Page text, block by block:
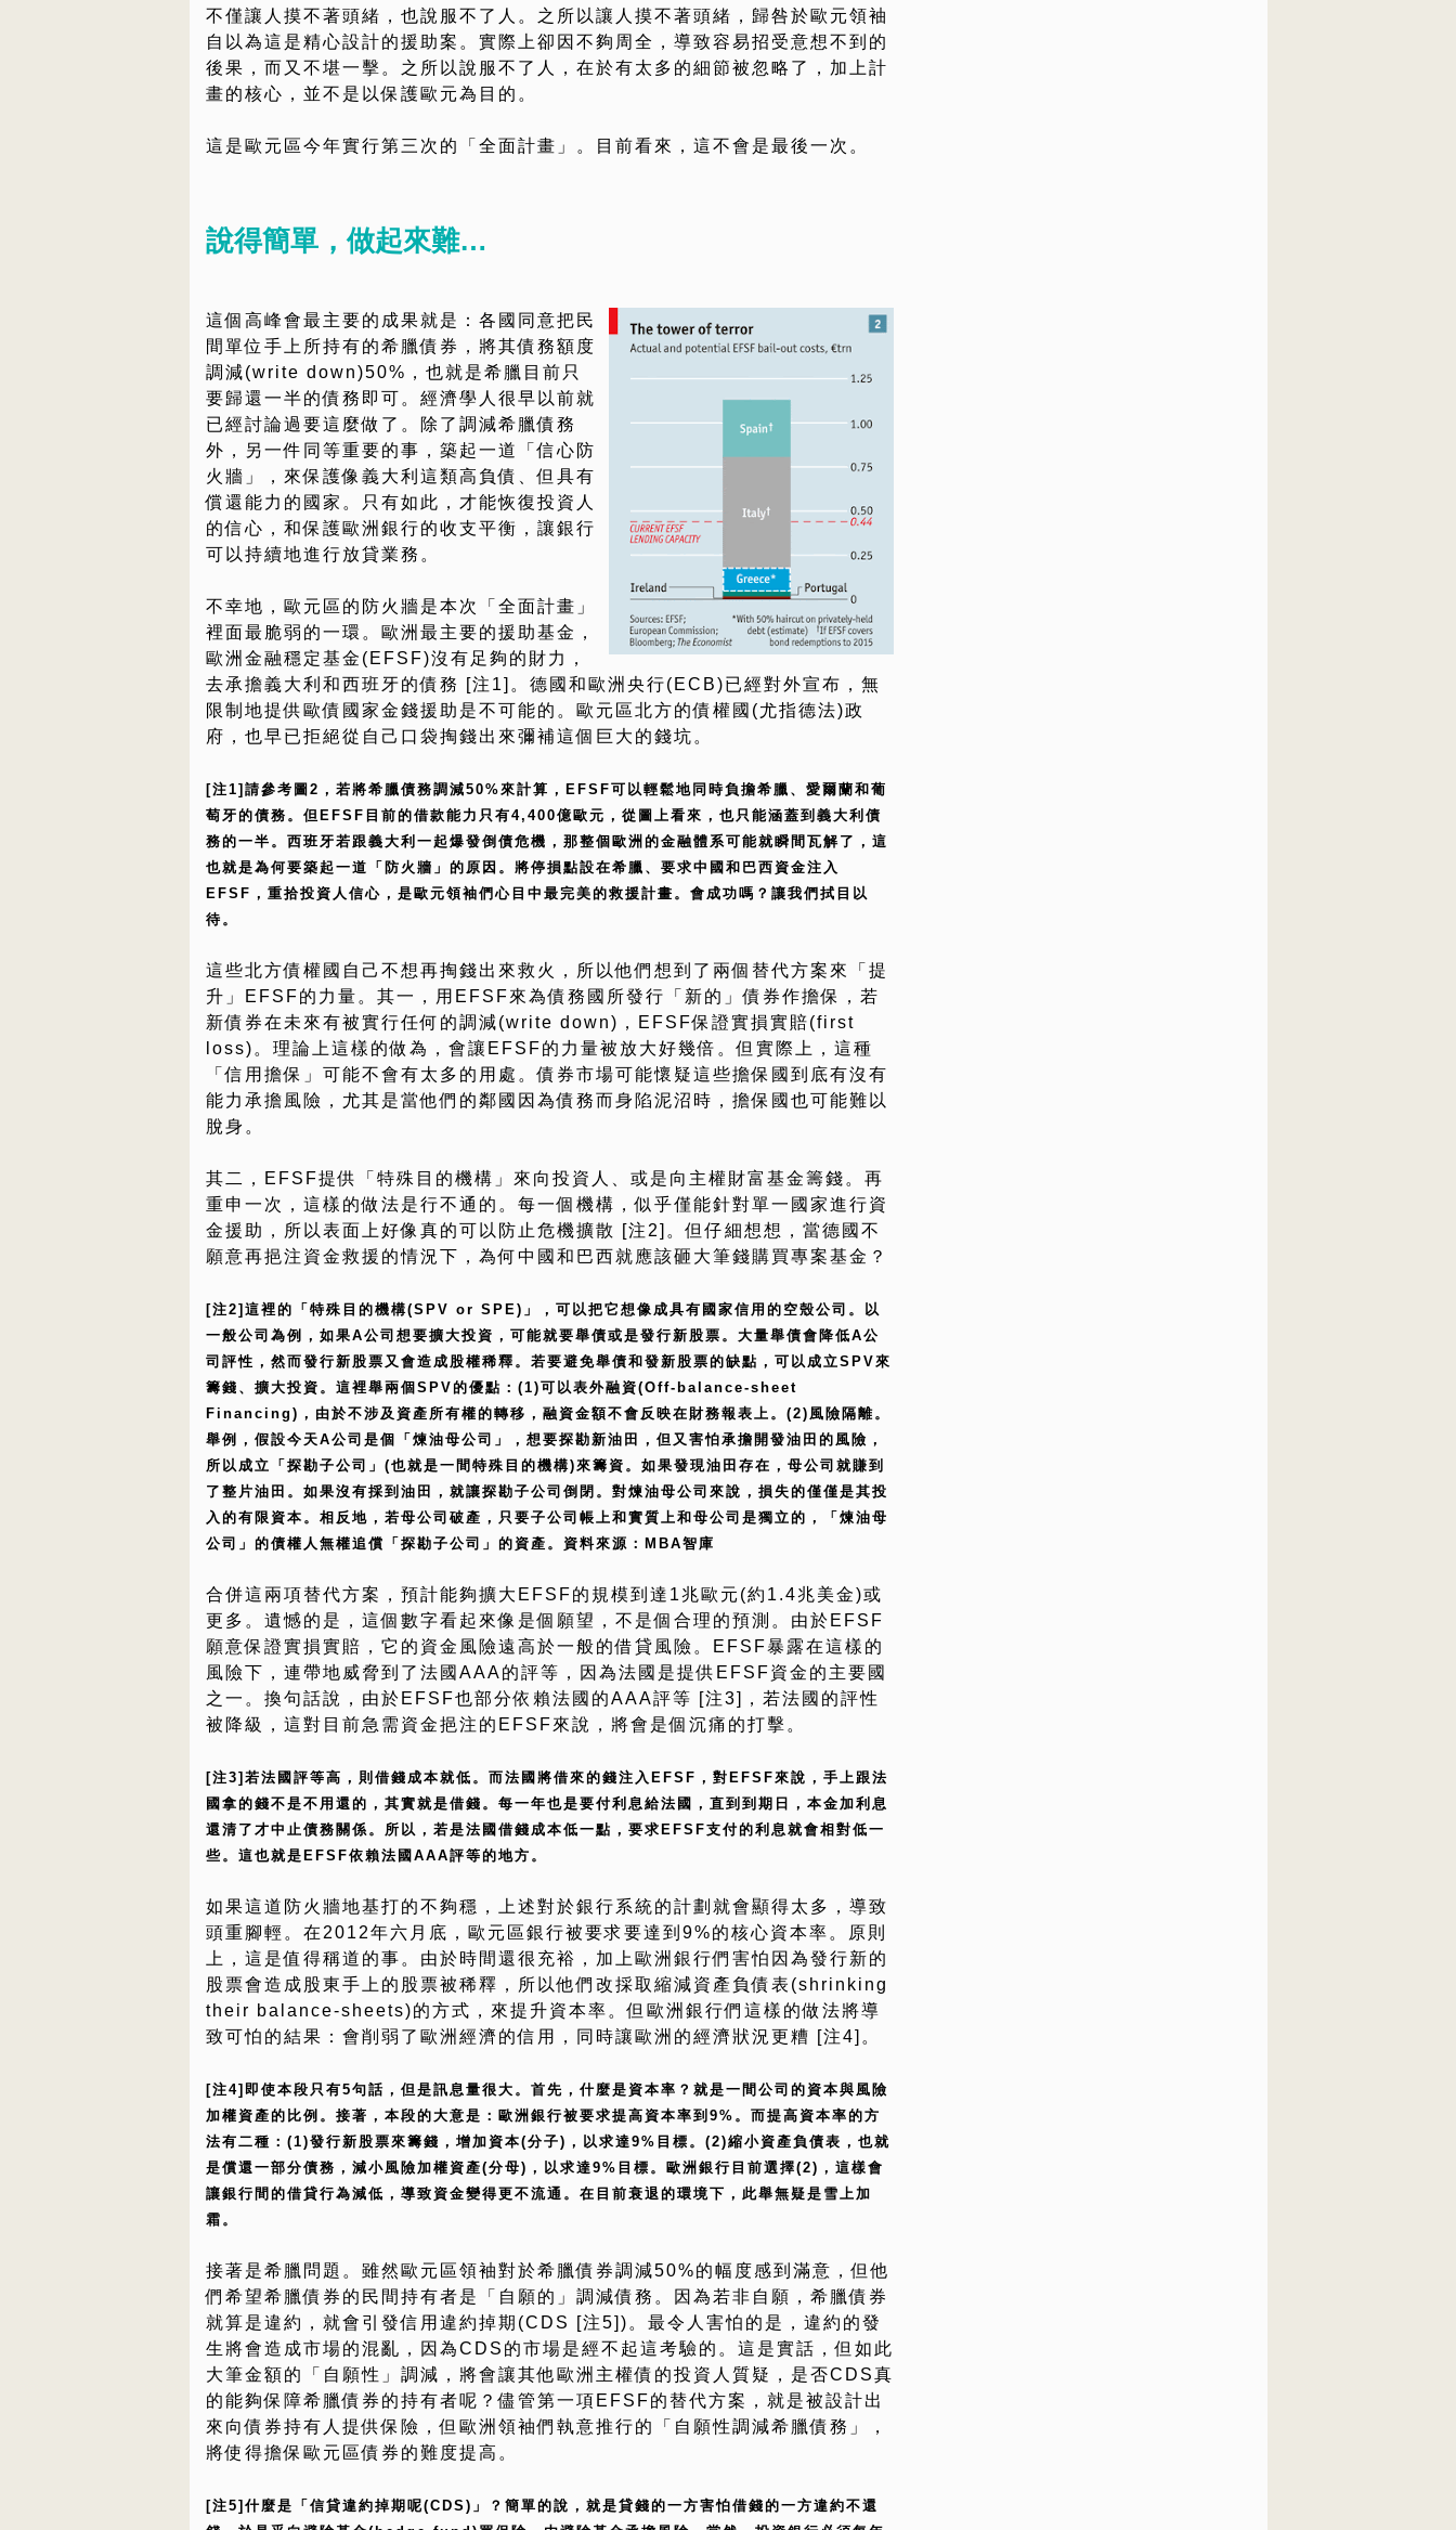
不僅讓人摸不著頭緒，也說服不了人。之所以讓人摸不著頭緒，歸咎於歐元領袖
自以為這是精心設計的援助案。實際上卻因不夠周全，導致容易招受意想不到的
後果，而又不堪一擊。之所以說服不了人，在於有太多的細節被忽略了，加上計
畫的核心，並不是以保護歐元為目的。
這是歐元區今年實行第三次的「全面計畫」。目前看來，這不會是最後一次。
說得簡單，做起來難…
這個高峰會最主要的成果就是：各國同意把民
間單位手上所持有的希臘債券，將其債務額度
調減(write down)50%，也就是希臘目前只
要歸還一半的債務即可。經濟學人很早以前就
已經討論過要這麼做了。除了調減希臘債務
外，另一件同等重要的事，築起一道「信心防
火牆」，來保護像義大利這類高負債、但具有
償還能力的國家。只有如此，才能恢復投資人
的信心，和保護歐洲銀行的收支平衡，讓銀行
可以持續地進行放貸業務。
不幸地，歐元區的防火牆是本次「全面計畫」
裡面最脆弱的一環。歐洲最主要的援助基金，
歐洲金融穩定基金(EFSF)沒有足夠的財力，
去承擔義大利和西班牙的債務 [注1]。德國和歐洲央行(ECB)已經對外宣布，無
限制地提供歐債國家金錢援助是不可能的。歐元區北方的債權國(尤指德法)政
府，也早已拒絕從自己口袋掏錢出來彌補這個巨大的錢坑。
[注1]請參考圖2，若將希臘債務調減50%來計算，EFSF可以輕鬆地同時負擔希臘、愛爾蘭和葡
萄牙的債務。但EFSF目前的借款能力只有4,400億歐元，從圖上看來，也只能涵蓋到義大利債
務的一半。西班牙若跟義大利一起爆發倒債危機，那整個歐洲的金融體系可能就瞬間瓦解了，這
也就是為何要築起一道「防火牆」的原因。將停損點設在希臘、要求中國和巴西資金注入
EFSF，重拾投資人信心，是歐元領袖們心目中最完美的救援計畫。會成功嗎？讓我們拭目以
待。
這些北方債權國自己不想再掏錢出來救火，所以他們想到了兩個替代方案來「提
升」EFSF的力量。其一，用EFSF來為債務國所發行「新的」債券作擔保，若
新債券在未來有被實行任何的調減(write down)，EFSF保證實損實賠(first
loss)。理論上這樣的做為，會讓EFSF的力量被放大好幾倍。但實際上，這種
「信用擔保」可能不會有太多的用處。債券市場可能懷疑這些擔保國到底有沒有
能力承擔風險，尤其是當他們的鄰國因為債務而身陷泥沼時，擔保國也可能難以
脫身。
其二，EFSF提供「特殊目的機構」來向投資人、或是向主權財富基金籌錢。再
重申一次，這樣的做法是行不通的。每一個機構，似乎僅能針對單一國家進行資
金援助，所以表面上好像真的可以防止危機擴散 [注2]。但仔細想想，當德國不
願意再挹注資金救援的情況下，為何中國和巴西就應該砸大筆錢購買專案基金？
[注2]這裡的「特殊目的機構(SPV or SPE)」，可以把它想像成具有國家信用的空殼公司。以
一般公司為例，如果A公司想要擴大投資，可能就要舉債或是發行新股票。大量舉債會降低A公
司評性，然而發行新股票又會造成股權稀釋。若要避免舉債和發新股票的缺點，可以成立SPV來
籌錢、擴大投資。這裡舉兩個SPV的優點：(1)可以表外融資(Off-balance-sheet
Financing)，由於不涉及資產所有權的轉移，融資金額不會反映在財務報表上。(2)風險隔離。
舉例，假設今天A公司是個「煉油母公司」，想要探勘新油田，但又害怕承擔開發油田的風險，
所以成立「探勘子公司」(也就是一間特殊目的機構)來籌資。如果發現油田存在，母公司就賺到
了整片油田。如果沒有採到油田，就讓探勘子公司倒閉。對煉油母公司來說，損失的僅僅是其投
入的有限資本。相反地，若母公司破產，只要子公司帳上和實質上和母公司是獨立的，「煉油母
公司」的債權人無權追償「探勘子公司」的資產。資料來源：MBA智庫
合併這兩項替代方案，預計能夠擴大EFSF的規模到達1兆歐元(約1.4兆美金)或
更多。遺憾的是，這個數字看起來像是個願望，不是個合理的預測。由於EFSF
願意保證實損實賠，它的資金風險遠高於一般的借貸風險。EFSF暴露在這樣的
風險下，連帶地威脅到了法國AAA的評等，因為法國是提供EFSF資金的主要國
之一。換句話說，由於EFSF也部分依賴法國的AAA評等 [注3]，若法國的評性
被降級，這對目前急需資金挹注的EFSF來說，將會是個沉痛的打擊。
[注3]若法國評等高，則借錢成本就低。而法國將借來的錢注入EFSF，對EFSF來說，手上跟法
國拿的錢不是不用還的，其實就是借錢。每一年也是要付利息給法國，直到到期日，本金加利息
還清了才中止債務關係。所以，若是法國借錢成本低一點，要求EFSF支付的利息就會相對低一
些。這也就是EFSF依賴法國AAA評等的地方。
如果這道防火牆地基打的不夠穩，上述對於銀行系統的計劃就會顯得太多，導致
頭重腳輕。在2012年六月底，歐元區銀行被要求要達到9%的核心資本率。原則
上，這是值得稱道的事。由於時間還很充裕，加上歐洲銀行們害怕因為發行新的
股票會造成股東手上的股票被稀釋，所以他們改採取縮減資產負債表(shrinking
their balance-sheets)的方式，來提升資本率。但歐洲銀行們這樣的做法將導
致可怕的結果：會削弱了歐洲經濟的信用，同時讓歐洲的經濟狀況更糟 [注4]。
[注4]即使本段只有5句話，但是訊息量很大。首先，什麼是資本率？就是一間公司的資本與風險
加權資產的比例。接著，本段的大意是：歐洲銀行被要求提高資本率到9%。而提高資本率的方
法有二種：(1)發行新股票來籌錢，增加資本(分子)，以求達9%目標。(2)縮小資產負債表，也就
是償還一部分債務，減小風險加權資產(分母)，以求達9%目標。歐洲銀行目前選擇(2)，這樣會
讓銀行間的借貸行為減低，導致資金變得更不流通。在目前衰退的環境下，此舉無疑是雪上加
霜。
接著是希臘問題。雖然歐元區領袖對於希臘債券調減50%的幅度感到滿意，但他
們希望希臘債券的民間持有者是「自願的」調減債務。因為若非自願，希臘債券
就算是違約，就會引發信用違約掉期(CDS [注5])。最令人害怕的是，違約的發
生將會造成市場的混亂，因為CDS的市場是經不起這考驗的。這是實話，但如此
大筆金額的「自願性」調減，將會讓其他歐洲主權債的投資人質疑，是否CDS真
的能夠保障希臘債券的持有者呢？儘管第一項EFSF的替代方案，就是被設計出
來向債券持有人提供保險，但歐洲領袖們執意推行的「自願性調減希臘債務」，
將使得擔保歐元區債券的難度提高。
[注5]什麼是「信貸違約掉期呢(CDS)」？簡單的說，就是貸錢的一方害怕借錢的一方違約不還